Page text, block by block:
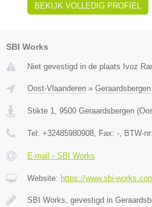
BEKIJK VOLLEDIG PROFIEL
SBI Works
Niet gevestigd in de plaats Ivoz
Oost-Vlaanderen » Geraardsbergen
Stikte 1 9500 Geraardsbergen (
Tel: +32485980908 , Fax: - , BTW-nr:
E-mail › SBI Works
Website: https://www.sbi-
SBI Works, gevestigd in